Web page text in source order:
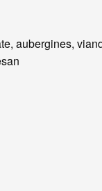
aubergines,